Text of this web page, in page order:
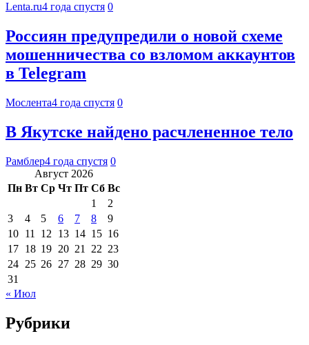
Lenta.ru4 года спустя 0
Россиян предупредили о новой схеме
мошенничества со взломом аккаунтов
в Telegram
Мослента4 года спустя 0
В Якутске найдено расчлененное тело
Рамблер4 года спустя 0
Август 2026
Пн Вт Ср Чт Пт Сб Вс
1
2
3
4 5 6 7 8
9
10 11 12 13 14 15 16
17 18 19 20 21 22 23
24 25 26 27 28 29 30
31
« Июл
Рубрики